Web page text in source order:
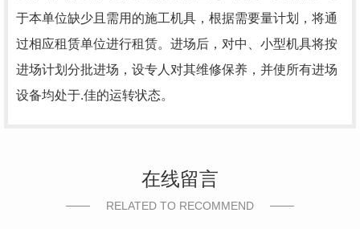
于本单位缺少且需用的施工机具，根据需要量计划，将通
过相应租赁单位进行租赁。进场后，对中、小型机具将按
进场计划分批进场，设专人对其维修保养，并使所有进场
设备均处于.佳的运转状态。
在线留言
RELATED TO RECOMMEND